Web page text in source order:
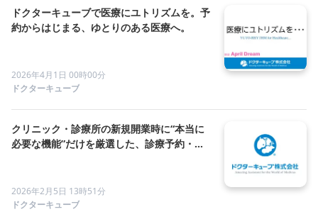
ドクターキューブで医療にユトリズムを。予
約からはじまる、ゆとりのある医療へ。
2026年4月1日 00時00分
ドクターキューブ
クリニック・診療所の新規開業時に“本当に
必要な機能”だけを厳選した、診療予約・受
2026年2月5日 13時51分
ドクターキューブ